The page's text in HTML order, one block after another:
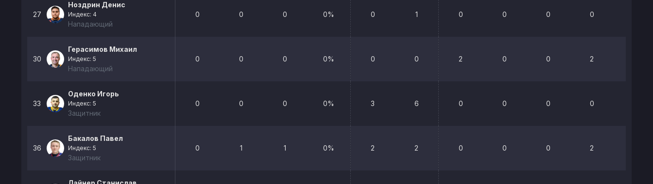
27
Ноздрин Денис
Индекс: 4
Нападающий
0 0 0 0% 0 1 0 0 0 0
30
Герасимов Михаил
Индекс: 5
Нападающий
0 0 0 0% 0 0 2 0 0 2
33
Оденко Игорь
Индекс: 5
Защитник
0 0 0 0% 3 6 0 0 0 0
36
Бакалов Павел
Индекс: 5
Защитник
0 1 1 0% 2 2 0 0 0 2